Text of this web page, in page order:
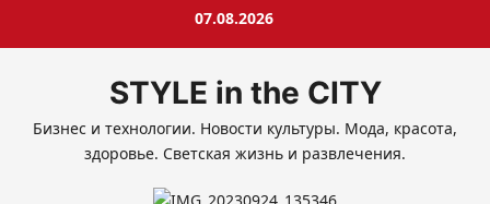
07.08.2026
STYLE in the CITY
Бизнес и технологии. Новости культуры. Мода, красота,
здоровье. Светская жизнь и развлечения.